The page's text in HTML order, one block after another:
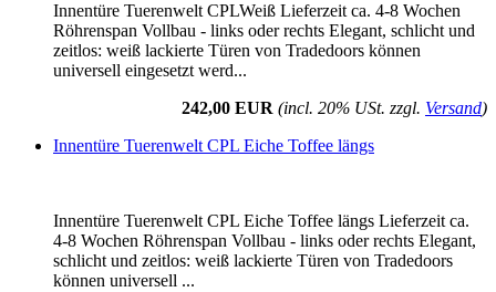
Innentüre Tuerenwelt CPLWeiß Lieferzeit ca. 4-8 Wochen
Röhrenspan Vollbau - links oder rechts Elegant, schlicht und
zeitlos: weiß lackierte Türen von Tradedoors können
universell eingesetzt werd...
242,00 EUR (incl. 20% USt. zzgl. Versand)
Innentüre Tuerenwelt CPL Eiche Toffee längs
Innentüre Tuerenwelt CPL Eiche Toffee längs Lieferzeit ca.
4-8 Wochen Röhrenspan Vollbau - links oder rechts Elegant,
schlicht und zeitlos: weiß lackierte Türen von Tradedoors
können universell ...